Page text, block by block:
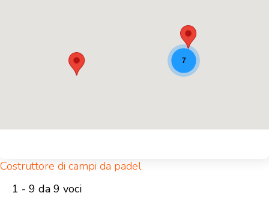
7
Costruttore di campi da padel
1 - 9 da 9 voci